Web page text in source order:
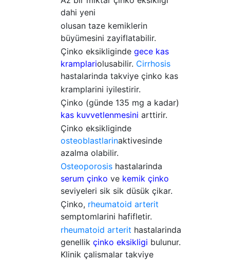
dahi yeni
olusan taze kemiklerin
büyümesini zayiflatabilir.
Çinko eksikliginde gece kas
kramplariolusabilir. Cirrhosis
hastalarinda takviye çinko kas
kramplarini iyilestirir.
Çinko (günde 135 mg a kadar)
kas kuvvetlenmesini arttirir.
Çinko eksikliginde
osteoblastlarinaktivesinde
azalma olabilir.
Osteoporosis hastalarinda
serum çinko ve kemik çinko
seviyeleri sik sik düsük çikar.
Çinko, rheumatoid arterit
semptomlarini hafifletir.
rheumatoid arterit hastalarinda
genellik çinko eksikligi bulunur.
Klinik çalismalar takviye